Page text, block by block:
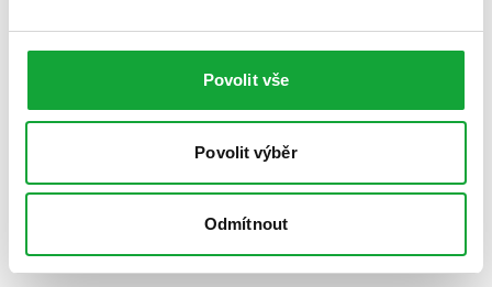
Povolit vše
Povolit výběr
Odmítnout